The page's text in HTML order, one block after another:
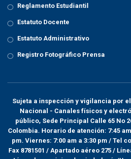
Reglamento Estudiantil
Estatuto Docente
Estatuto Administrativo
Registro Fotográfico Prensa
Sujeta a inspección y vigilancia por el
Nacional - Canales físicos y
público, Sede Principal Calle 65 No
Colombia. Horario de atención: 7:45 am
pm. Viernes: 7:00 am a 3:30 pm / Tel
Fax 8781501 / Apartado aéreo 275 /